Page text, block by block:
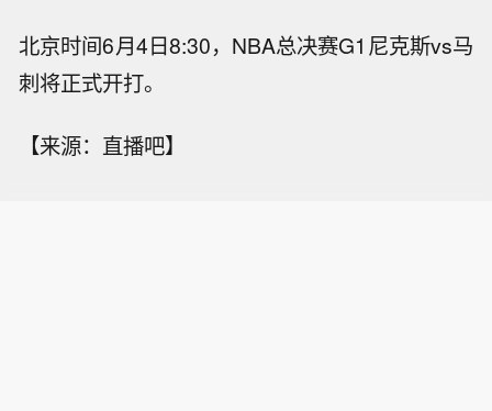
北京时间6月4日8:30，NBA总决赛G1尼克斯vs马
刺将正式开打。
【来源：直播吧】